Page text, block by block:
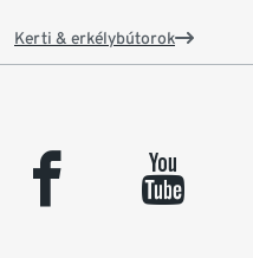
Kerti & erkélybútorok
facebook youtube